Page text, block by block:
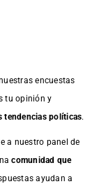
encuestas
tu opinión y
tendencias políticas.
a nuestro panel de
comunidad que
ayudan a